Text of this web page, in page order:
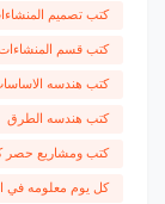
كتب تصميم
كتب قسم المنشاءات
كتب هندسه
كتب هندسه الطرق
كتب ومشاريع حصر
كل يوم معلومه في